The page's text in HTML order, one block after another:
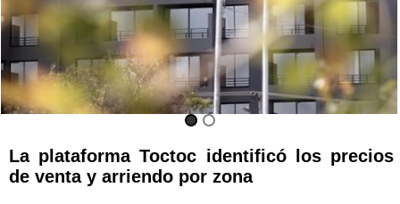
La plataforma Toctoc identificó los precios
de venta y arriendo por zona